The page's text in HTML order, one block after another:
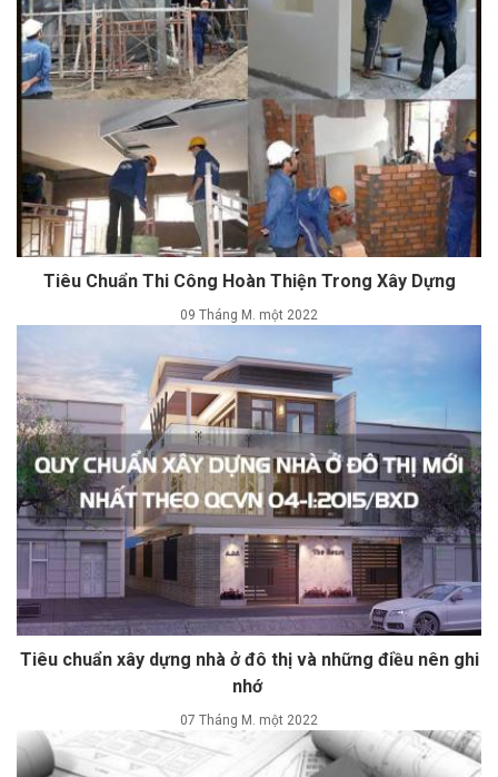
Tiêu Chuẩn Thi Công Hoàn Thiện Trong Xây Dựng
09 Tháng M. một 2022
Tiêu chuẩn xây dựng nhà ở đô thị và những điều nên ghi
nhớ
07 Tháng M. một 2022